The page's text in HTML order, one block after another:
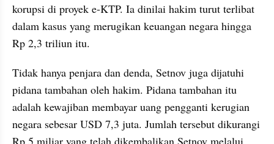
korupsi di proyek e-KTP. Ia dinilai hakim turut terlibat
dalam kasus yang merugikan keuangan negara hingga
Rp 2,3 triliun itu.
Tidak hanya penjara dan denda, Setnov juga dijatuhi
pidana tambahan oleh hakim. Pidana tambahan itu
adalah kewajiban membayar uang pengganti kerugian
negara sebesar USD 7,3 juta. Jumlah tersebut dikurangi
Rp 5 miliar yang telah dikembalikan Setnov melalui